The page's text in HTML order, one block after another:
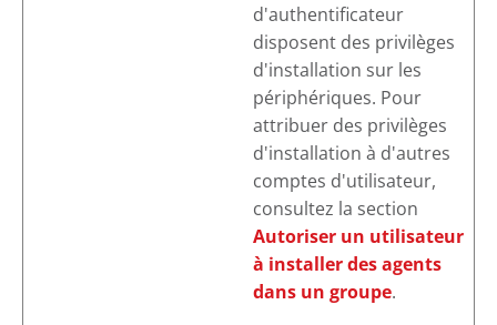
d'authentificateur
disposent des privilèges
d'installation sur les
périphériques. Pour
attribuer des privilèges
d'installation à d'autres
comptes d'utilisateur,
consultez la section
Autoriser un utilisateur
à installer des agents
dans un groupe.